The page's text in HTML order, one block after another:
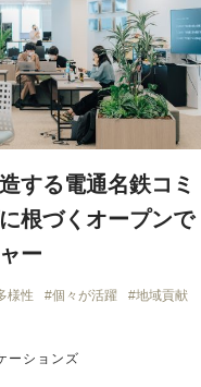
する電通名鉄コミ
根づくオープンで
ー
様性 個々が活躍
地域貢献
ーションズ